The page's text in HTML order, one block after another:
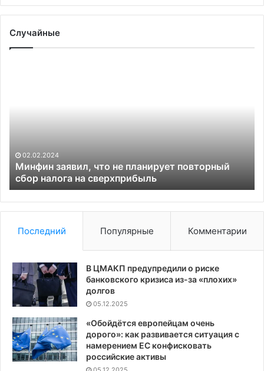
Случайные
налога
на
сверхприбыль
02.02.2024
Минфин заявил, что не планирует повторный
сбор налога на сверхприбыль
Последний Популярные Комментарии
В ЦМАКП предупредили о риске
банковского кризиса из-за «плохих»
долгов
05.12.2025
«Обойдётся европейцам очень
дорого»: как развивается ситуация с
намерением ЕС конфисковать
российские активы